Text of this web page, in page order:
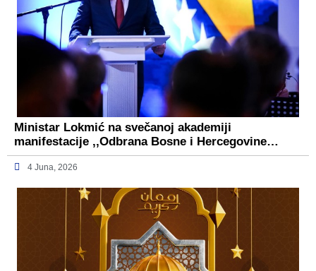
Ministar Lokmić na svečanoj akademiji
manifestacije ,,Odbrana Bosne i Hercegovine…
4 Juna, 2026